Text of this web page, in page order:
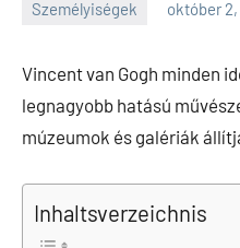
Személyiségek október
Vincent van Gogh minden
legnagyobb hatású
múzeumok és galériák
Inhaltsverzeichnis